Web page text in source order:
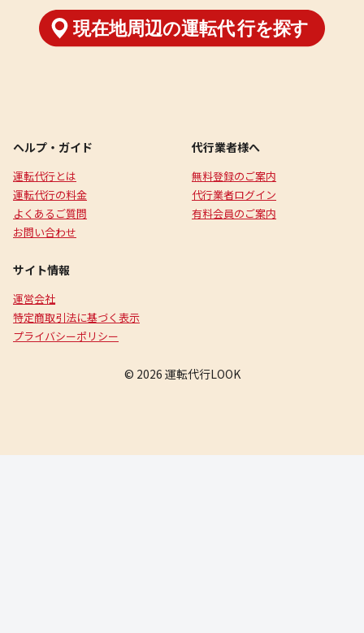
ヘルプ・ガイド
運転代行とは
運転代行の料金
よくあるご質問
お問い合わせ
代行業者様へ
無料登録のご案内
代行業者ログイン
有料会員のご案内
サイト情報
運営会社
特定商取引法に基づく表示
プライバシーポリシー
© 2026 運転代行LOOK